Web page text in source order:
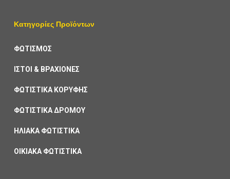
Κατηγορίες Προϊόντων
ΦΩΤΙΣΜΟΣ
ΙΣΤΟΙ & ΒΡΑΧΙΟΝΕΣ
ΦΩΤΙΣΤΙΚΑ ΚΟΡΥΦΗΣ
ΦΩΤΙΣΤΙΚΑ ΔΡΟΜΟΥ
ΗΛΙΑΚΑ ΦΩΤΙΣΤΙΚΑ
ΟΙΚΙΑΚΑ ΦΩΤΙΣΤΙΚΑ